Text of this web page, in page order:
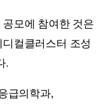
모에 참여한 것은
컬클러스터 조성
.
급의학과,